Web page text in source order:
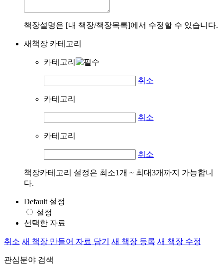
책장설명은 [내 책장/책장목록]에서 수정할 수 있습니다.
새책장 카테고리
카테고리
취소
카테고리
취소
카테고리
취소
책장카테고리 설정은 최소1개 ~ 최대3개까지 가능합니
다.
Default 설정
설정
선택한 자료
취소 새 책장 만들어 자료 담기 새 책장 등록 새 책장 수정
관심분야 검색